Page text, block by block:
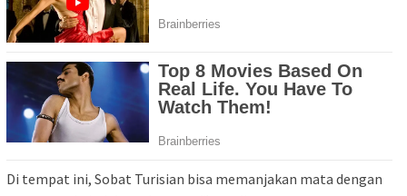
Di tempat ini, Sobat Turisian bisa memanjakan mata dengan